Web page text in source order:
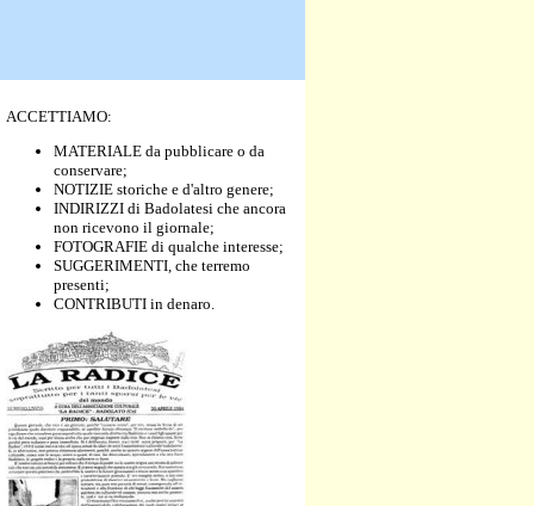
ACCETTIAMO:
MATERIALE da pubblicare o da
conservare;
NOTIZIE storiche e d'altro genere;
INDIRIZZI di Badolatesi che ancora
non ricevono il giornale;
FOTOGRAFIE di qualche interesse;
SUGGERIMENTI, che terremo
presenti;
CONTRIBUTI in denaro.